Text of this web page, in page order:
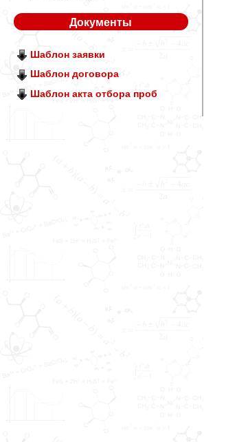
Документы
Шаблон заявки
Шаблон договора
Шаблон акта отбора проб